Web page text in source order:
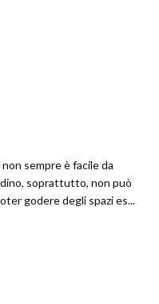
sempre è facile da
soprattutto, non può
godere degli spazi es...